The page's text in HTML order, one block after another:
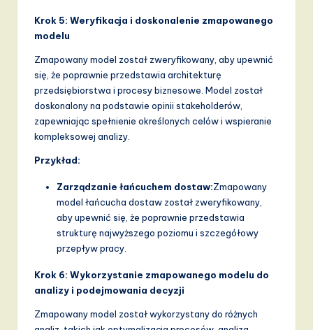
Krok 5: Weryfikacja i doskonalenie zmapowanego
modelu
Zmapowany model został zweryfikowany, aby upewnić
się, że poprawnie przedstawia architekturę
przedsiębiorstwa i procesy biznesowe. Model został
doskonalony na podstawie opinii stakeholderów,
zapewniając spełnienie określonych celów i wspieranie
kompleksowej analizy.
Przykład:
Zarządzanie łańcuchem dostaw:Zmapowany
model łańcucha dostaw został zweryfikowany,
aby upewnić się, że poprawnie przedstawia
strukturę najwyższego poziomu i szczegółowy
przepływ pracy.
Krok 6: Wykorzystanie zmapowanego modelu do
analizy i podejmowania decyzji
Zmapowany model został wykorzystany do różnych